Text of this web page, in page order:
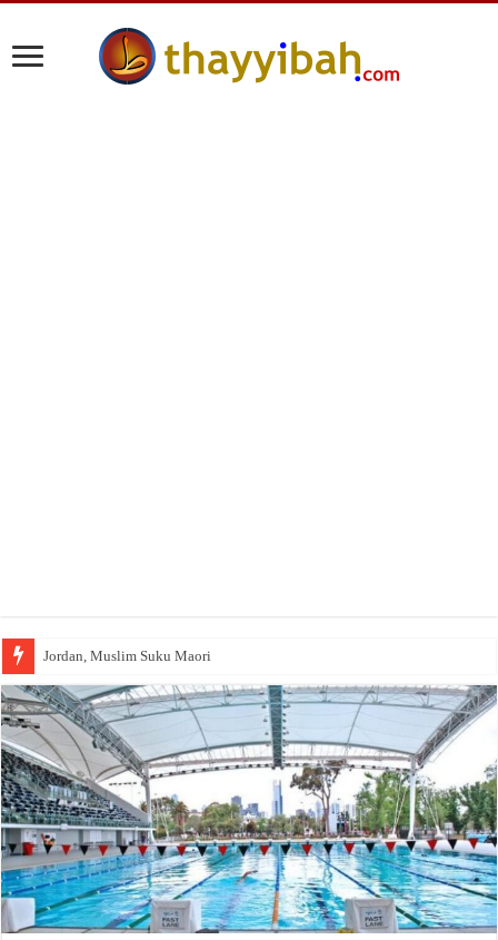
Jordan, Muslim Suku Maori